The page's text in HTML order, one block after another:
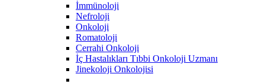
İmmünoloji
Nefroloji
Onkoloji
Romatoloji
Cerrahi Onkoloji
İç Hastalıkları Tıbbi Onkoloji Uzmanı
Jinekoloji Onkolojisi